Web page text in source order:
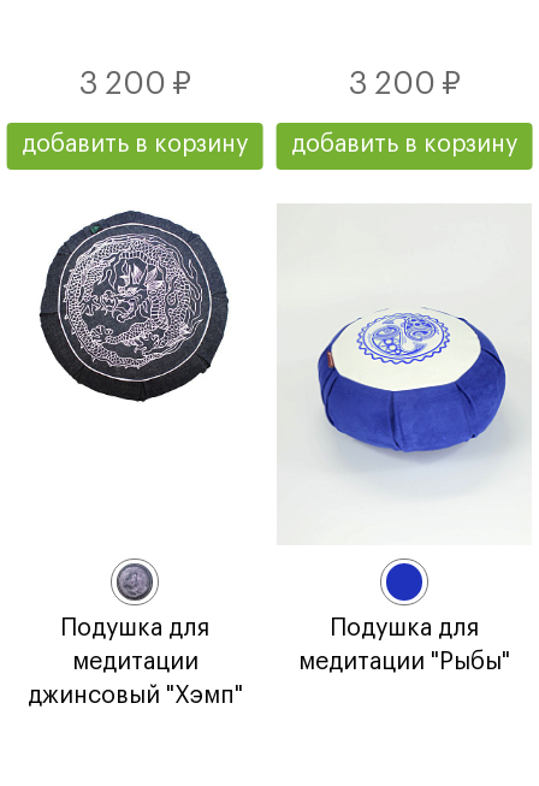
3 200 ₽
добавить в корзину
3 200 ₽
добавить в корзину
Подушка для
медитации
джинсовый "Хэмп"
Подушка для
медитации "Рыбы"